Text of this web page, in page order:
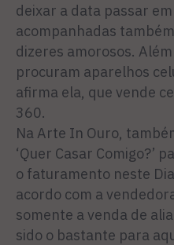
deixar a data passar
acompanhadas
dizeres amorosos.
procuram aparelhos
afirma ela, que vende
360.
Na Arte In Ouro,
‘Quer Casar Comigo?’
o faturamento neste
acordo com a
somente a venda de
sido o bastante para